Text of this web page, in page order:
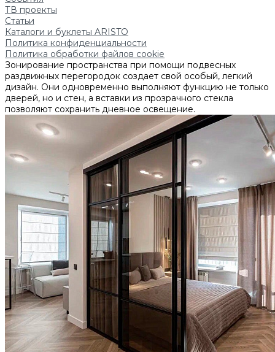
ТВ проекты
Статьи
Каталоги и буклеты ARISTO
Политика конфиденциальности
Политика обработки файлов cookie
Зонирование пространства при помощи подвесных
раздвижных перегородок создает свой особый, легкий
дизайн. Они одновременно выполняют функцию не только
дверей, но и стен, а вставки из прозрачного стекла
позволяют сохранить дневное освещение.